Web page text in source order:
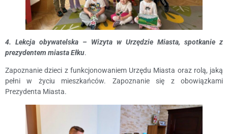
4. Lekcja obywatelska – Wizyta w Urzędzie Miasta, spotkanie z
prezydentem miasta Ełku.
Zapoznanie dzieci z funkcjonowaniem Urzędu Miasta oraz rolą, jaką
pełni w życiu mieszkańców. Zapoznanie się z obowiązkami
Prezydenta Miasta.